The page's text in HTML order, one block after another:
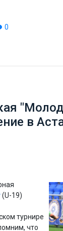
0
в
(U-19)
турнире
что